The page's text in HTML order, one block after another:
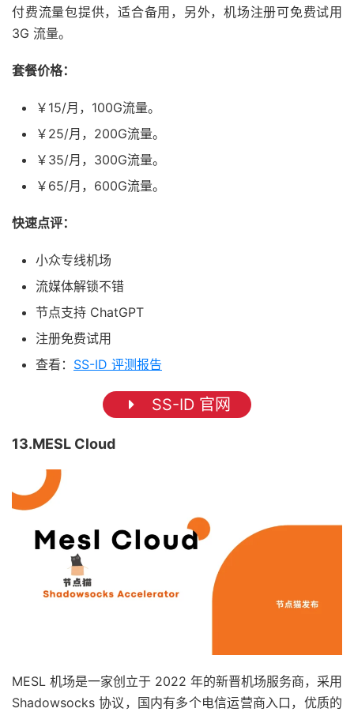
付费流量包提供，适合备用，另外，机场注册可免费试用
3G 流量。
套餐价格：
￥15/月，100G流量。
￥25/月，200G流量。
￥35/月，300G流量。
￥65/月，600G流量。
快速点评：
小众专线机场
流媒体解锁不错
节点支持 ChatGPT
注册免费试用
查看： SS-ID 评测报告
SS-ID 官网
13.MESL Cloud
MESL 机场是一家创立于 2022 年的新晋机场服务商，采用
Shadowsocks 协议，国内有多个电信运营商入口，优质的